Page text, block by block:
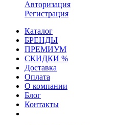
Авторизация
Регистрация
Каталог
БРЕНДЫ
ПРЕМИУМ
СКИДКИ %
Доставка
Оплата
О компании
Блог
Контакты